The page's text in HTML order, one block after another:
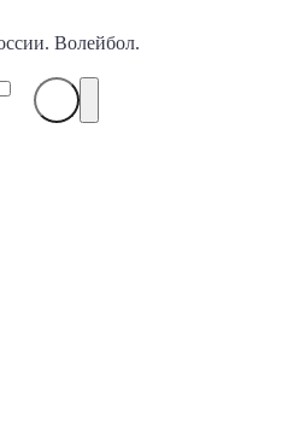
Сборный
Волейбол.